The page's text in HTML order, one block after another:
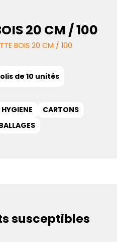
20 CM / 100
BOIS 20 CM / 100
de 10 unités
CARTONS
susceptibles